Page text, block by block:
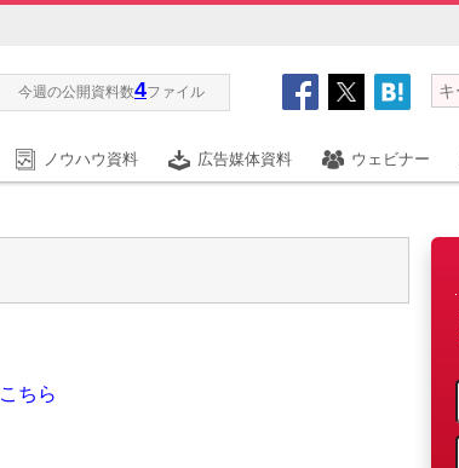
今週の公開資料数4ファイル
ノウハウ資料 広告媒体資料 ウェビナー
こちら